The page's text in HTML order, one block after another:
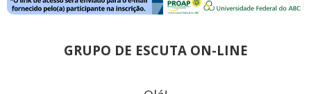
GRUPO DE ESCUTA ON-LINE